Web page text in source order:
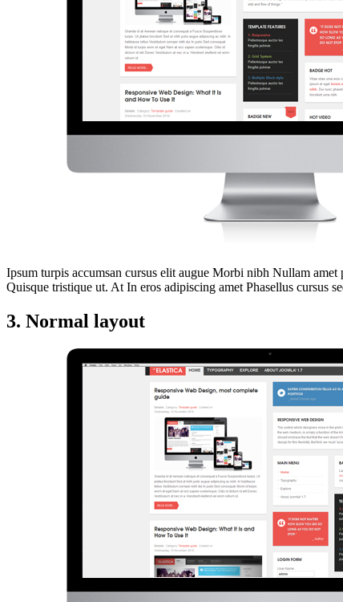
Ipsum turpis accumsan cursus elit augue Morbi nibh Nullam
Quisque tristique ut. At In eros adipiscing amet Phasellus cursus
3. Normal layout